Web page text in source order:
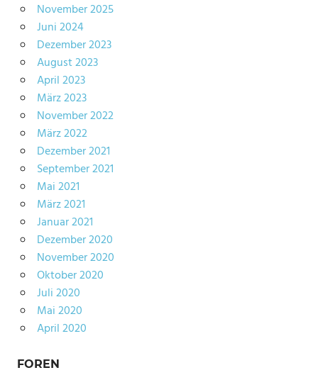
November 2025
Juni 2024
Dezember 2023
August 2023
April 2023
März 2023
November 2022
März 2022
Dezember 2021
September 2021
Mai 2021
März 2021
Januar 2021
Dezember 2020
November 2020
Oktober 2020
Juli 2020
Mai 2020
April 2020
FOREN